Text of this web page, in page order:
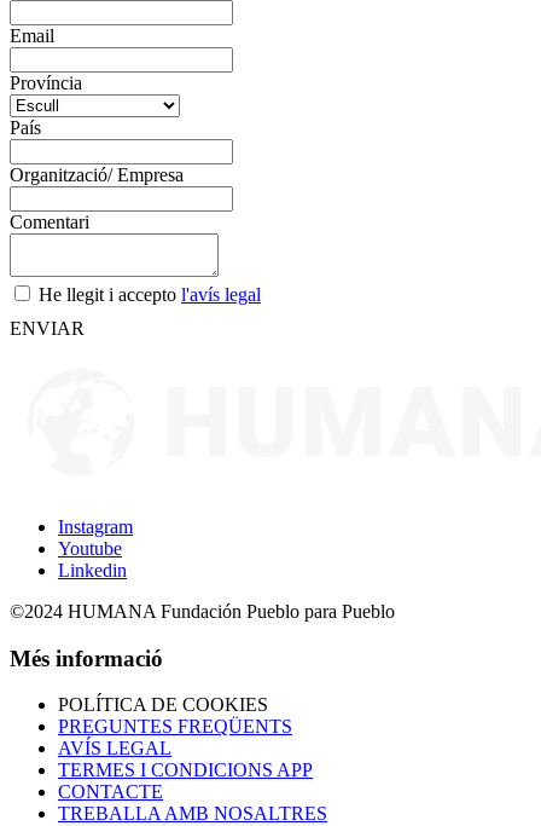
Email
Província
País
Organització/ Empresa
Comentari
He llegit i accepto l'avís legal
ENVIAR
Instagram
Youtube
Linkedin
©2024 HUMANA Fundación Pueblo para Pueblo
Més informació
POLÍTICA DE COOKIES
PREGUNTES FREQÜENTS
AVÍS LEGAL
TERMES I CONDICIONS APP
CONTACTE
TREBALLA AMB NOSALTRES